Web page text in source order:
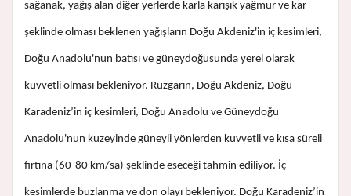
sağanak, yağış alan diğer yerlerde karla karışık yağmur ve kar
şeklinde olması beklenen yağışların Doğu Akdeniz'in iç kesimleri,
Doğu Anadolu'nun batısı ve güneydoğusunda yerel olarak
kuvvetli olması bekleniyor. Rüzgarın, Doğu Akdeniz, Doğu
Karadeniz’in iç kesimleri, Doğu Anadolu ve Güneydoğu
Anadolu'nun kuzeyinde güneyli yönlerden kuvvetli ve kısa süreli
fırtına (60-80 km/sa) şeklinde eseceği tahmin ediliyor. İç
kesimlerde buzlanma ve don olayı bekleniyor. Doğu Karadeniz’in